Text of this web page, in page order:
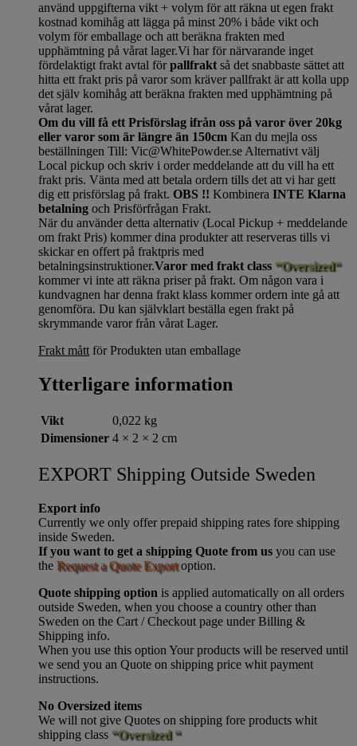
använd uppgifterna vikt + volym för att räkna ut egen frakt
kostnad komihåg att lägga på minst 20% i både vikt och
volym för emballage och att beräkna frakten med
upphämtning på vårat lager.Vi har för närvarande inget
fördelaktigt frakt avtal förpallfrakt så det snabbaste sättet att
hitta ett frakt pris på varor som kräver pallfrakt är att kolla upp
det själv komihåg att beräkna frakten med upphämtning på
vårat lager.
Om du vill få ett Prisförslag ifrån oss på varor över 20kg
eller varor som är längre än 150cm Kan du mejla oss
beställningen Till: Vic@WhitePowder.se Alternativt välj
Local pickup och skriv i order meddelande att du vill ha ett
frakt pris. Vänta med att betala ordern tills det att vi har gett
dig ett prisförslag på frakt. OBS !! Kombinera INTE Klarna
betalning och Prisförfrågan Frakt.
När du använder detta alternativ (Local Pickup + meddelande
om frakt Pris) kommer dina produkter att reserveras tills vi
skickar en offert på fraktpris med
betalningsinstruktioner.Varor med frakt class “Oversized“
kommer vi inte att räkna priser på frakt. Om någon vara i
kundvagnen har denna frakt klass kommer ordern inte gå att
genomföra. Du kan självklart beställa egen frakt på
skrymmande varor från vårat Lager.
Frakt mått för Produkten utan emballage
Ytterligare information
Vikt
0,022 kg
Dimensioner 4 × 2 × 2 cm
EXPORT Shipping Outside Sweden
Export info
Currently we only offer prepaid shipping rates fore shipping
inside Sweden.
If you want to get a shipping Quote from us you can use
the Request a Quote Exportoption.
Quote shipping option is applied automatically on all orders
outside Sweden, when you choose a country other than
Sweden on the Cart / Checkout page under Billing &
Shipping info.
When you use this option Your products will be reserved until
we send you an Quote on shipping price whit payment
instructions.
No Oversized items
We will not give Quotes on shipping fore products whit
shipping class “Oversized “